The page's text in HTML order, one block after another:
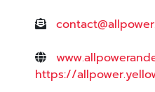
https://